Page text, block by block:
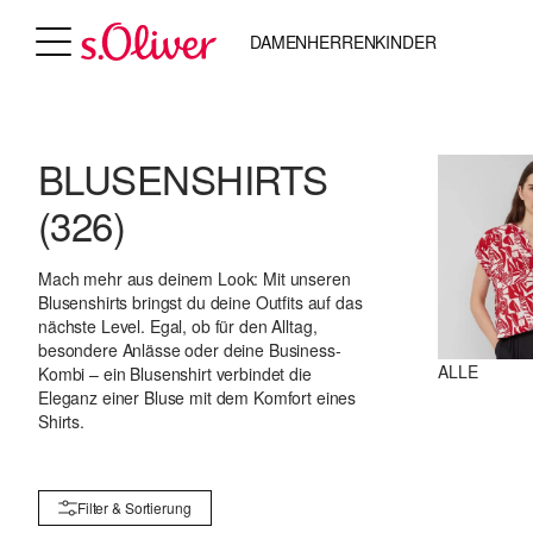
DAMENHERRENKINDER
BLUSENSHIRTS
(326)
Mach mehr aus deinem Look: Mit unseren
Blusenshirts bringst du deine Outfits auf das
nächste Level. Egal, ob für den Alltag,
besondere Anlässe oder deine Business-
Kombi – ein Blusenshirt verbindet die
Eleganz einer Bluse mit dem Komfort eines
Shirts.
ALLE
Filter & Sortierung